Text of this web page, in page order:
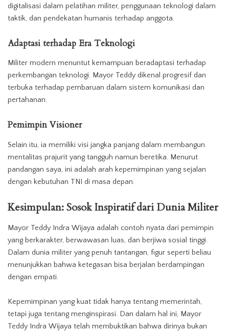
digitalisasi dalam pelatihan militer, penggunaan teknologi dalam
taktik, dan pendekatan humanis terhadap anggota.
Adaptasi terhadap Era Teknologi
Militer modern menuntut kemampuan beradaptasi terhadap
perkembangan teknologi. Mayor Teddy dikenal progresif dan
terbuka terhadap pembaruan dalam sistem komunikasi dan
pertahanan.
Pemimpin Visioner
Selain itu, ia memiliki visi jangka panjang dalam membangun
mentalitas prajurit yang tangguh namun beretika. Menurut
pandangan saya, ini adalah arah kepemimpinan yang sejalan
dengan kebutuhan TNI di masa depan.
Kesimpulan: Sosok Inspiratif dari Dunia Militer
Mayor Teddy Indra Wijaya adalah contoh nyata dari pemimpin
yang berkarakter, berwawasan luas, dan berjiwa sosial tinggi.
Dalam dunia militer yang penuh tantangan, figur seperti beliau
menunjukkan bahwa ketegasan bisa berjalan berdampingan
dengan empati.
Kepemimpinan yang kuat tidak hanya tentang memerintah,
tetapi juga tentang menginspirasi. Dan dalam hal ini, Mayor
Teddy Indra Wijaya telah membuktikan bahwa dirinya bukan